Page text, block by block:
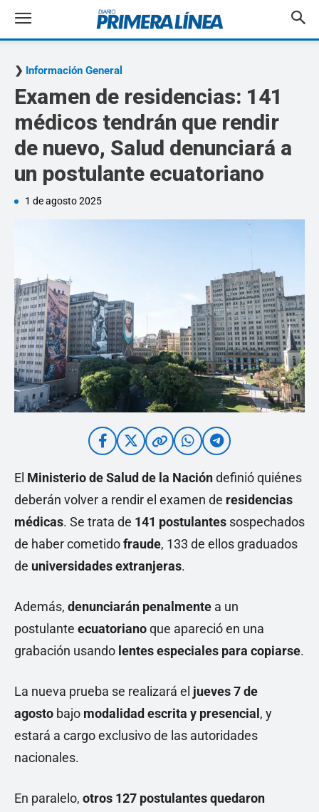
Información General
Examen de residencias: 141
médicos tendrán que rendir
de nuevo, Salud denunciará a
un postulante ecuatoriano
1 de agosto 2025
El Ministerio de Salud de la Nacióndefinió quiénes
deberán volver a rendir el examen de residencias
médicas. Se trata de 141 postulantes sospechados
de haber cometidofraude, 133 de ellos graduados
de universidades extranjeras.
Además, denunciarán penalmente a un
postulante ecuatorianoque apareció en una
grabación usando lentes especiales para copiarse.
La nueva prueba se realizará el jueves 7 de
agosto bajo modalidad escrita y presencial , y
estará a cargo exclusivo de las autoridades
nacionales.
En paralelo, otros 127 postulantes quedaron